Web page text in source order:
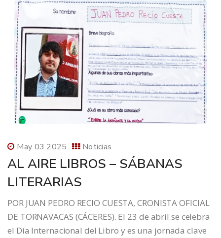
May 03 2025 Noticias
AL AIRE LIBROS – SÁBANAS
LITERARIAS
POR JUAN PEDRO RECIO CUESTA, CRONISTA OFICIAL
DE TORNAVACAS (CÁCERES). El 23 de abril se celebra
el Día Internacional del Libro y es una jornada clave